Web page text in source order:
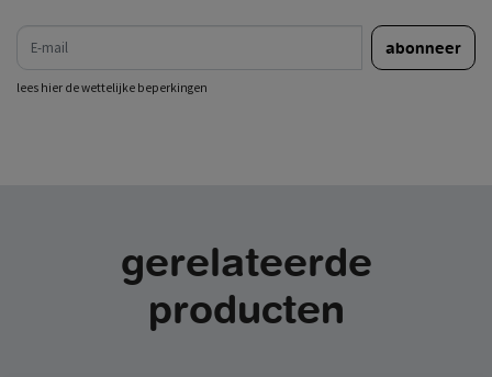
abonneer
lees hier de wettelijke beperkingen
gerelateerde
producten